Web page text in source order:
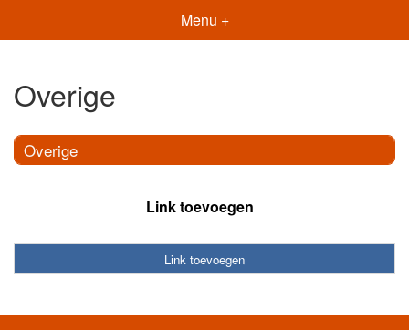
Menu +
Overige
Overige
Link toevoegen
Link toevoegen